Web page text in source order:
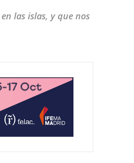
las islas, y que nos